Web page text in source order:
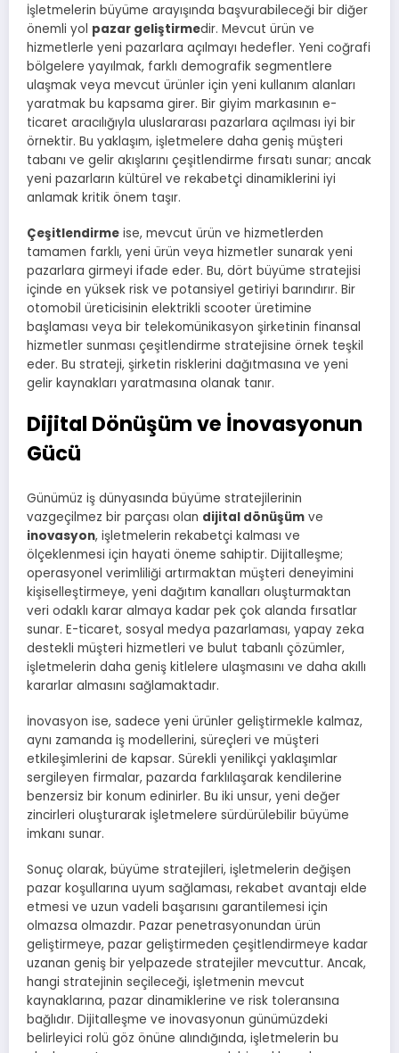
İşletmelerin büyüme arayışında başvurabileceği bir diğer
önemli yol pazar geliştirmedir. Mevcut ürün ve
hizmetlerle yeni pazarlara açılmayı hedefler. Yeni coğrafi
bölgelere yayılmak, farklı demografik segmentlere
ulaşmak veya mevcut ürünler için yeni kullanım alanları
yaratmak bu kapsama girer. Bir giyim markasının e-
ticaret aracılığıyla uluslararası pazarlara açılması iyi bir
örnektir. Bu yaklaşım, işletmelere daha geniş müşteri
tabanı ve gelir akışlarını çeşitlendirme fırsatı sunar; ancak
yeni pazarların kültürel ve rekabetçi dinamiklerini iyi
anlamak kritik önem taşır.
Çeşitlendirme ise, mevcut ürün ve hizmetlerden
tamamen farklı, yeni ürün veya hizmetler sunarak yeni
pazarlara girmeyi ifade eder. Bu, dört büyüme stratejisi
içinde en yüksek risk ve potansiyel getiriyi barındırır. Bir
otomobil üreticisinin elektrikli scooter üretimine
başlaması veya bir telekomünikasyon şirketinin finansal
hizmetler sunması çeşitlendirme stratejisine örnek teşkil
eder. Bu strateji, şirketin risklerini dağıtmasına ve yeni
gelir kaynakları yaratmasına olanak tanır.
Dijital Dönüşüm ve İnovasyonun
Gücü
Günümüz iş dünyasında büyüme stratejilerinin
vazgeçilmez bir parçası olan dijital dönüşüm ve
inovasyon, işletmelerin rekabetçi kalması ve
ölçeklenmesi için hayati öneme sahiptir. Dijitalleşme;
operasyonel verimliliği artırmaktan müşteri deneyimini
kişiselleştirmeye, yeni dağıtım kanalları oluşturmaktan
veri odaklı karar almaya kadar pek çok alanda fırsatlar
sunar. E-ticaret, sosyal medya pazarlaması, yapay zeka
destekli müşteri hizmetleri ve bulut tabanlı çözümler,
işletmelerin daha geniş kitlelere ulaşmasını ve daha akıllı
kararlar almasını sağlamaktadır.
İnovasyon ise, sadece yeni ürünler geliştirmekle kalmaz,
aynı zamanda iş modellerini, süreçleri ve müşteri
etkileşimlerini de kapsar. Sürekli yenilikçi yaklaşımlar
sergileyen firmalar, pazarda farklılaşarak kendilerine
benzersiz bir konum edinirler. Bu iki unsur, yeni değer
zincirleri oluşturarak işletmelere sürdürülebilir büyüme
imkanı sunar.
Sonuç olarak, büyüme stratejileri, işletmelerin değişen
pazar koşullarına uyum sağlaması, rekabet avantajı elde
etmesi ve uzun vadeli başarısını garantilemesi için
olmazsa olmazdır. Pazar penetrasyonundan ürün
geliştirmeye, pazar geliştirmeden çeşitlendirmeye kadar
uzanan geniş bir yelpazede stratejiler mevcuttur. Ancak,
hangi stratejinin seçileceği, işletmenin mevcut
kaynaklarına, pazar dinamiklerine ve risk toleransına
bağlıdır. Dijitalleşme ve inovasyonun günümüzdeki
belirleyici rolü göz önüne alındığında, işletmelerin bu